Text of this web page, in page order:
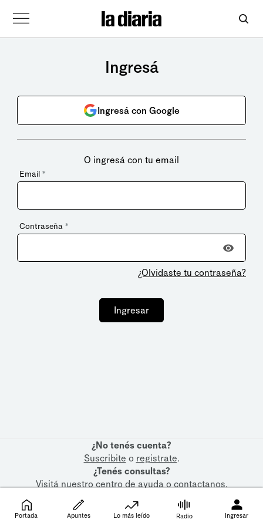
Ingresá
Ingresá con Google
O ingresá con tu email
Email *
Contraseña *
¿Olvidaste tu contraseña?
Ingresar
¿No tenés cuenta?
Suscribite o registrate.
¿Tenés consultas?
Visitá nuestrocentro de ayudaocontactanos.
Portada Apuntes Lo más leído Radio Ingresar